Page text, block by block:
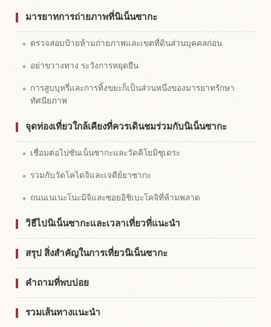
มารยาทการถ่ายภาพที่นิเน็นซากะ
ตรวจสอบป้ายห้ามถ่ายภาพและเขตที่ดินส่วนบุคคลก่อน
อย่าขวางทาง ระวังการหยุดยืน
การสูบบุหรี่และการทิ้งขยะก็เป็นส่วนหนึ่งของมารยาทรักษา
ทัศนียภาพ
จุดท่องเที่ยวใกล้เคียงที่ควรเดินชมร่วมกับนิเน็นซากะ
เชื่อมต่อไปซันเน็นซากะและวัดคิโยมิซุเดระ
รวมกับวัดโคไดจิและเจดีย์ยาซากะ
ถนนเนเนะโนะมิจิและซอยอิชิเบะโคจิที่ห้ามพลาด
วิธีไปนิเน็นซากะและเวลาเที่ยวที่แนะนำ
สรุป สิ่งสำคัญในการเที่ยวนิเน็นซากะ
คำถามที่พบบ่อย
รวมเส้นทางแนะนำ